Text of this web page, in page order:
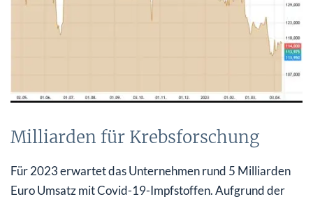
Milliarden für Krebsforschung
Für 2023 erwartet das Unternehmen rund 5 Milliarden
Euro Umsatz mit Covid-19-Impfstoffen. Aufgrund der